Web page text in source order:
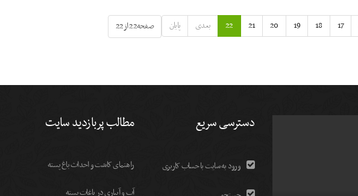
صفحه22 از22 17
18
19
20
21
22 بعدی پایان
دسترسی سریع
ورود به سایت با حساب کاربری
مطالب پربازدید سایت
راهنمای کاشت و احداث باغ پسته
آب و آبیاری در باغات پسته